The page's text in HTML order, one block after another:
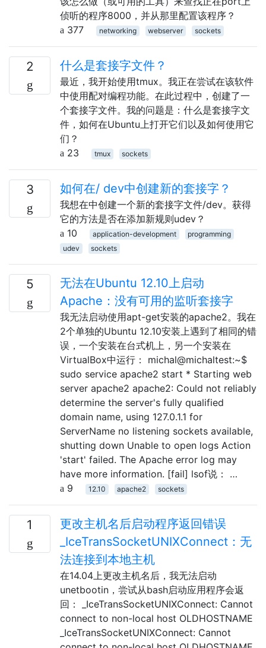
侦听的程序8000，并从那里配置该程序？
377
networking webserver sockets
2 什么是套接字文件？
最近，我开始使用tmux。我正在尝试在该软件
中使用配对编程功能。在此过程中，创建了一
个套接字文件。我的问题是：什么是套接字文
件，如何在Ubuntu上打开它们以及如何使用它
们？
23
tmux sockets
3 如何在/ dev中创建新的套接字？
我想在中创建一个新的套接字文件/dev。获得
它的方法是否在添加新规则udev？
10
application-development
programming
udev
sockets
5
无法在Ubuntu 12.10上启动
Apache：没有可用的监听套接字
我无法启动使用apt-get安装的apache2。我在
2个单独的Ubuntu 12.10安装上遇到了相同的错
误，一个安装在台式机上，另一个安装在
VirtualBox中运行： michal@michaltest:~$
sudo service apache2 start * Starting web
server apache2 apache2: Could not reliably
determine the server's fully qualified
domain name, using 127.0.1.1 for
ServerName no listening sockets available,
shutting down Unable to open logs Action
'start' failed. The Apache error log may
have more information. [fail] lsof说： …
9
12.10 apache2 sockets
1
更改主机名后启动程序返回错误
_IceTransSocketUNIXConnect：无
法连接到本地主机
在14.04上更改主机名后，我无法启动
unetbootin，尝试从bash启动应用程序会返
回： _IceTransSocketUNIXConnect: Cannot
connect to non-local host OLDHOSTNAME
_IceTransSocketUNIXConnect: Cannot